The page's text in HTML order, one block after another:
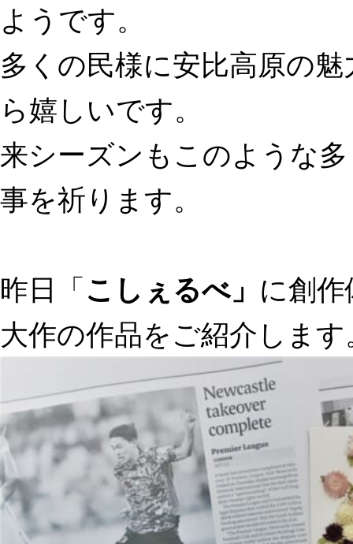
ようです。
多くの民様に安比高原の
ら嬉しいです。
来シーズンもこのような
事を祈ります。
昨日「こしぇるべ」 に創
大作の作品をご紹介します